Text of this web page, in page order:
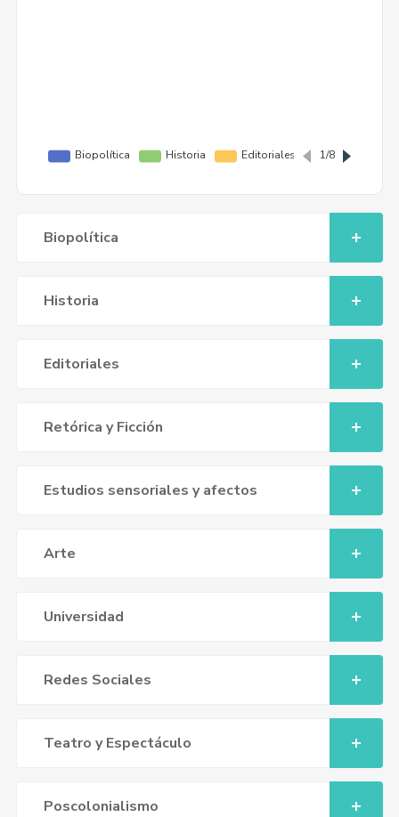
Biopolítica
Historia
Editoriales
Retórica y Ficción
Estudios sensoriales y afectos
Arte
Universidad
Redes Sociales
Teatro y Espectáculo
Poscolonialismo